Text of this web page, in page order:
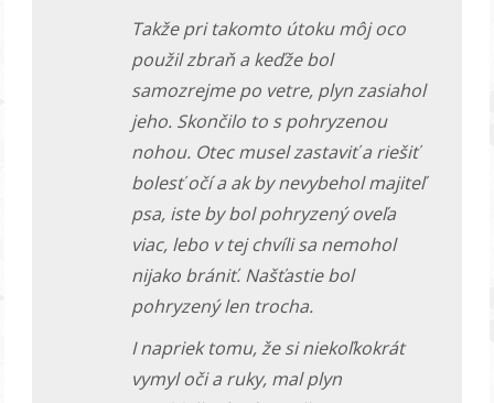
Takže pri takomto útoku môj oco
použil zbraň a keďže bol
samozrejme po vetre, plyn zasiahol
jeho. Skončilo to s pohryzenou
nohou. Otec musel zastaviť a riešiť
bolesť očí a ak by nevybehol majiteľ
psa, iste by bol pohryzený oveľa
viac, lebo v tej chvíli sa nemohol
nijako brániť. Našťastie bol
pohryzený len trocha.
I napriek tomu, že si niekoľkokrát
vymyl oči a ruky, mal plyn